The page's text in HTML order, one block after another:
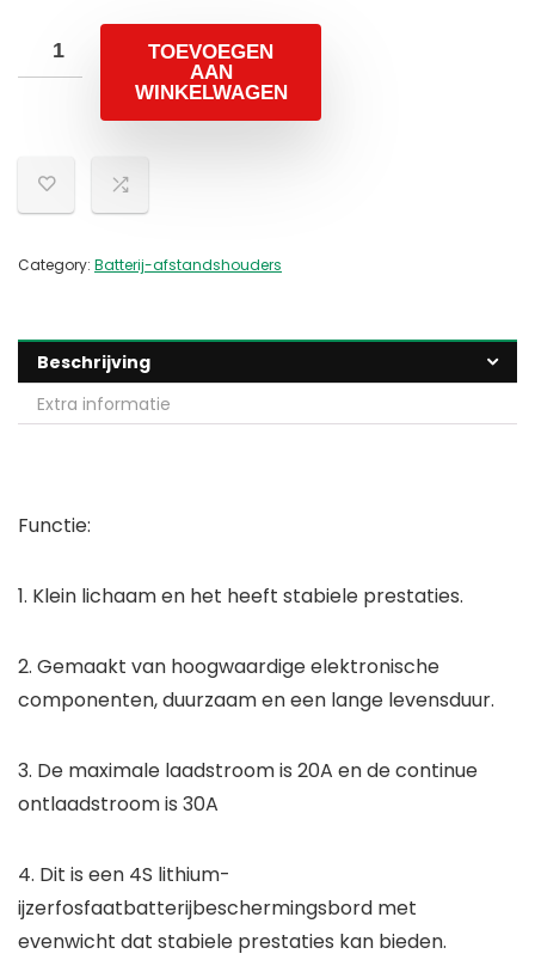
TOEVOEGEN
AAN
WINKELWAGEN
Category: Batterij-afstandshouders
Beschrijving
Extra informatie
Functie:
1. Klein lichaam en het heeft stabiele prestaties.
2. Gemaakt van hoogwaardige elektronische
componenten, duurzaam en een lange levensduur.
3. De maximale laadstroom is 20A en de continue
ontlaadstroom is 30A
4. Dit is een 4S lithium-
ijzerfosfaatbatterijbeschermingsbord met
evenwicht dat stabiele prestaties kan bieden.